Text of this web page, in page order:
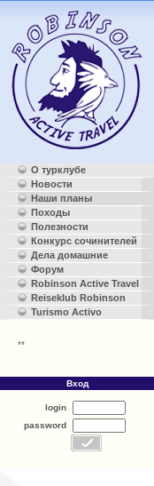
О турклубе
Новости
Наши планы
Походы
Полезности
Конкурс сочинителей
Дела домашние
Форум
Robinson Active Travel
Reiseklub Robinson
Turismo Activo
**
Вход
login
password